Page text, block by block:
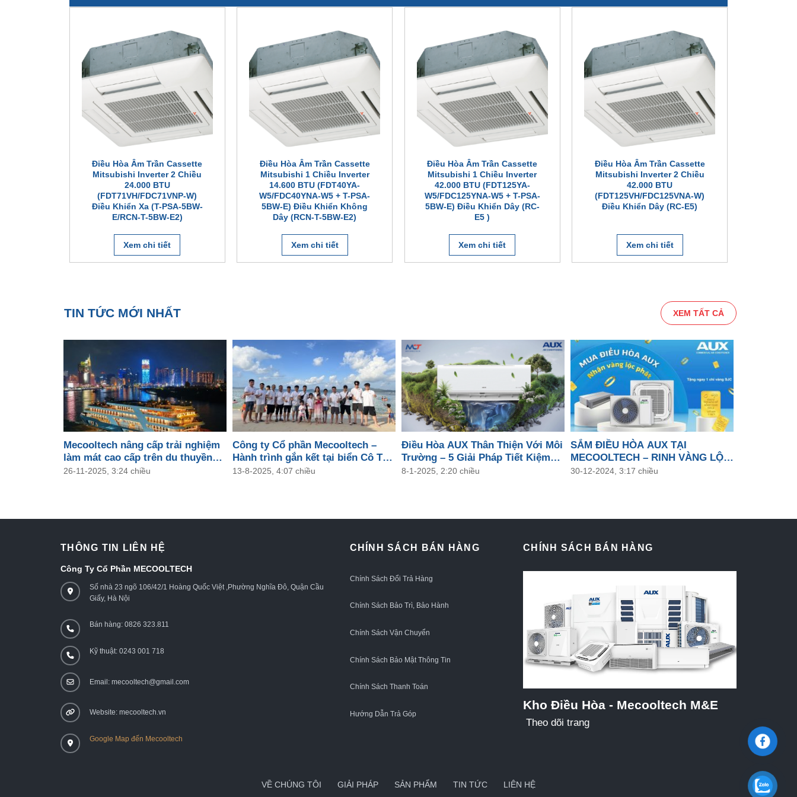
Điều Hòa Âm Trần Cassette
Mitsubishi Inverter 2 Chiều
24.000 BTU
(FDT71VH/FDC71VNP-W)
Điều Khiển Xa (T-PSA-5BW-
E/RCN-T-5BW-E2)
Xem chi tiết
Điều Hòa Âm Trần Cassette
Mitsubishi 1 Chiều Inverter
14.600 BTU (FDT40YA-
W5/FDC40YNA-W5 + T-PSA-
5BW-E) Điều Khiển Không
Dây (RCN-T-5BW-E2)
Xem chi tiết
Điều Hòa Âm Trần Cassette
Mitsubishi 1 Chiều Inverter
42.000 BTU (FDT125YA-
W5/FDC125YNA-W5 + T-PSA-
5BW-E) Điều Khiển Dây (RC-
E5 )
Xem chi tiết
Điều Hòa Âm Trần Cassette
Mitsubishi Inverter 2 Chiều
42.000 BTU
(FDT125VH/FDC125VNA-W)
Điều Khiển Dây (RC-E5)
Xem chi tiết
TIN TỨC MỚI NHẤT XEM TẤT CẢ
Mecooltech nâng cấp trải nghiệm
làm mát cao cấp trên du thuyền
Rever Saigon
26-11-2025, 3:24 chiều
Công ty Cổ phần Mecooltech –
Hành trình gắn kết tại biển Cô Tô
2025
13-8-2025, 4:07 chiều
Điều Hòa AUX Thân Thiện Với Môi
Trường – 5 Giải Pháp Tiết Kiệm
Năng Lượng Cho Mọi Gia Đình
8-1-2025, 2:20 chiều
SẮM ĐIỀU HÒA AUX TẠI
MECOOLTECH – RINH VÀNG LỘC
PHÁT
30-12-2024, 3:17 chiều
THÔNG TIN LIÊN HỆ
Công Ty Cổ Phần MECOOLTECH
Số nhà 23 ngõ 106/42/1 Hoàng Quốc Việt ,Phường Nghĩa Đô, Quận Cầu
Giấy, Hà Nội
Bán hàng: 0826 323.811
Kỹ thuật: 0243 001 718
Email: mecooltech@gmail.com
Website: mecooltech.vn
Google Map đến Mecooltech
CHÍNH SÁCH BÁN HÀNG
Chính Sách Đổi Trả Hàng
Chính Sách Bảo Trì, Bảo Hành
Chính Sách Vận Chuyển
Chính Sách Bảo Mật Thông Tin
Chính Sách Thanh Toán
Hướng Dẫn Trả Góp
CHÍNH SÁCH BÁN HÀNG
Kho Điều Hòa - Mecooltech M&E
Theo dõi trang
VỀ CHÚNG TÔI GIẢI PHÁP SẢN PHẨM TIN TỨC LIÊN HỆ